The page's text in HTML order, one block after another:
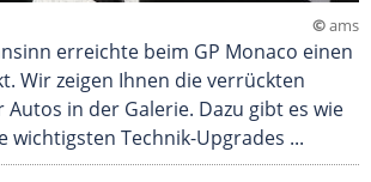
©ams
erreichte beim GP Monaco einen
Wir zeigen Ihnen die verrückten
Autos in der Galerie. Dazu gibt es wie
wichtigsten Technik-Upgrades ...